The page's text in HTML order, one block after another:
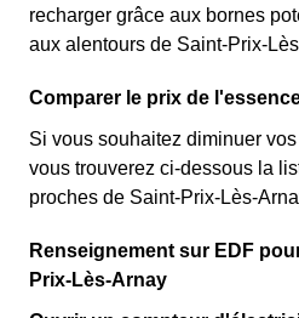
recharger grâce aux bornes
aux alentours de Saint-Prix-
Comparer le prix de
Si vous souhaitez diminuer
vous trouverez ci-dessous la
proches de Saint-Prix-Lès-
Renseignement sur EDF
Prix-Lès-Arnay